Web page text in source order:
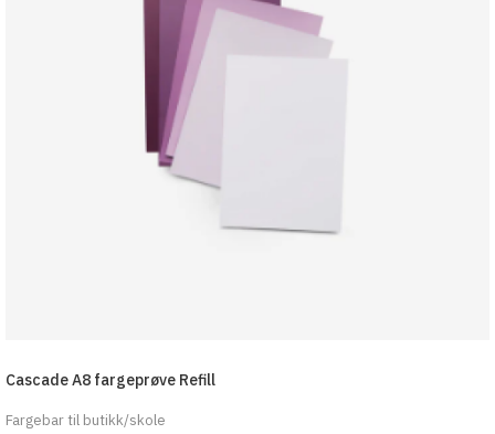
Cascade A8 fargeprøve Refill
Fargebar til butikk/skole